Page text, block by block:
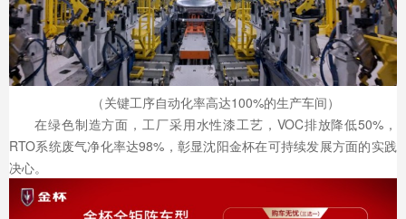
（关键工序自动化率高达100%的生产车间）
在绿色制造方面，工厂采用水性漆工艺，VOC排放降低50%，
RTO系统废气净化率达98%，彰显沈阳金杯在可持续发展方面的实践
决心。